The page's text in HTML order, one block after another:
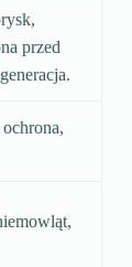
przed